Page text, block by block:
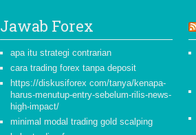
Jawab Forex
apa itu strategi contrarian
cara trading forex tanpa deposit
https://diskusiforex com/tanya/kenapa-
harus-menutup-entry-sebelum-rilis-news-
high-impact/
minimal modal trading gold scalping